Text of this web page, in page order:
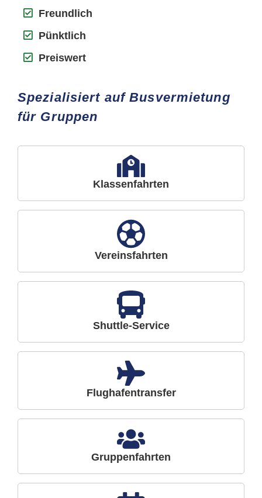
Freundlich
Pünktlich
Preiswert
Spezialisiert auf Busvermietung
für Gruppen
Klassenfahrten
Vereinsfahrten
Shuttle-Service
Flughafentransfer
Gruppenfahrten